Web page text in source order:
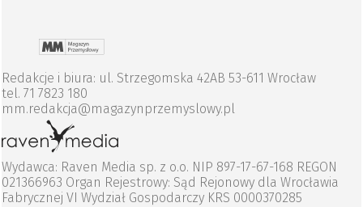
Redakcje i biura: ul. Strzegomska 42AB 53-611 Wrocław
tel. 71 7823 180
mm.redakcja@magazynprzemyslowy.pl
Wydawca: Raven Media sp. z o.o. NIP 897-17-67-168 REGON
021366963 Organ Rejestrowy: Sąd Rejonowy dla Wrocławia
Fabrycznej VI Wydział Gospodarczy KRS 0000370285